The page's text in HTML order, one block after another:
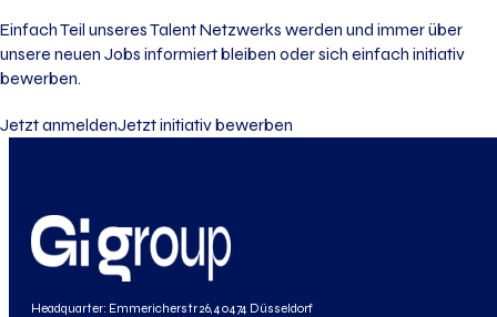
Einfach Teil unseres Talent Netzwerks werden und immer über
unsere neuen Jobs informiert bleiben oder sich einfach initiativ
bewerben.
Jetzt anmeldenJetzt initiativ bewerben
Headquarter: Emmericherstr 26, 40474 Düsseldorf